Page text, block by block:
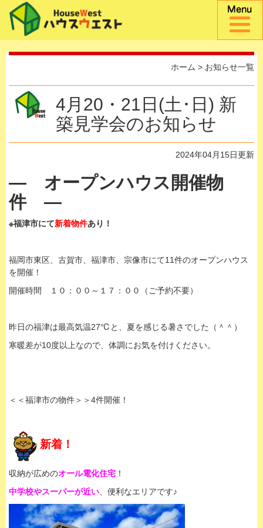
ホーム > お知らせ一覧
4月20・21日(土･日) 新
築見学会のお知らせ
2024年04月15日更新
— オープンハウス開催物
件 —
※福津市にて新着物件あり！
福岡市東区、古賀市、福津市、宗像市にて11件のオープンハウス
を開催！
開催時間 １０：００～１７：００（ご予約不要）
昨日の福津は最高気温27℃と、夏を感じる暑さでした（＾＾）
寒暖差が10度以上なので、体調にお気を付けください。
＜＜福津市の物件＞＞4件開催！
新着！
収納が広めのオール電化住宅 ！
中学校やスーパーが近い 、便利なエリアです♪